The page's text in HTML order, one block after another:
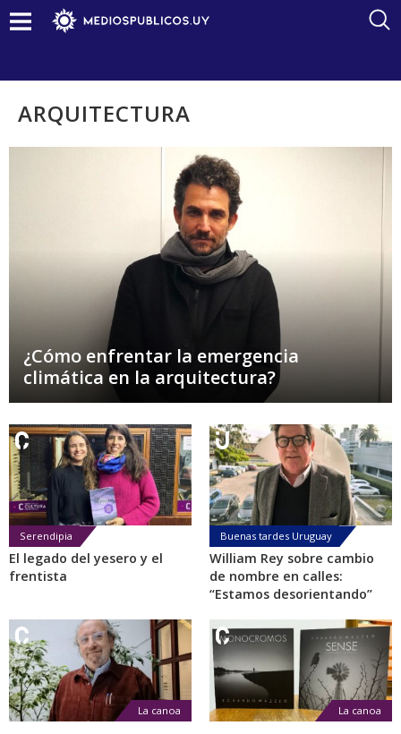
ARQUITECTURA
¿Cómo enfrentar la emergencia
climática en la arquitectura?
Serendipia
El legado del yesero y el
frentista
Buenas tardes Uruguay
William Rey sobre cambio
de nombre en calles:
“Estamos desorientando”
La canoa La canoa